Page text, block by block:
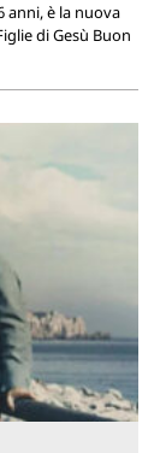
anni, è la nuova
di Gesù Buon